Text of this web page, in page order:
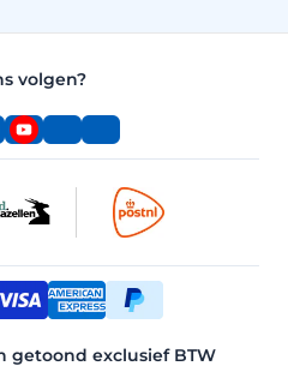
volgen?
YouTubeInstagram
TikTok
getoond exclusief BTW